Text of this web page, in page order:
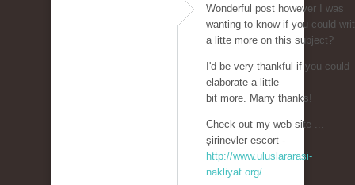
Wonderful post however I was
wanting to know if you could
a litte more on this subject?
I'd be very thankful if you could
elaborate a little
bit more. Many thanks!
Check out my web site ...
şirinevler escort -
http://www.uluslararasi-
nakliyat.org/